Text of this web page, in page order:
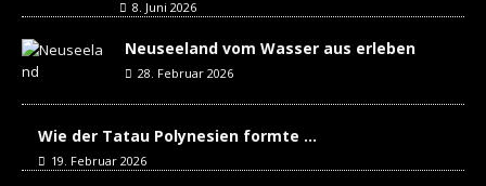
8. Juni 2026
Neuseeland vom Wasser aus erleben
28. Februar 2026
Wie der Tatau Polynesien formte …
19. Februar 2026